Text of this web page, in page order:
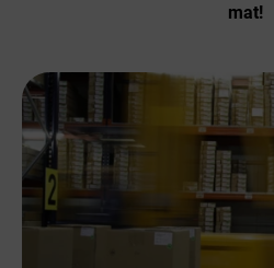
mat!